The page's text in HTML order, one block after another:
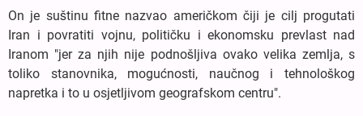
On je suštinu fitne nazvao američkom čiji je cilj progutati
Iran i povratiti vojnu, političku i ekonomsku prevlast nad
Iranom "jer za njih nije podnošljiva ovako velika zemlja, s
toliko stanovnika, mogućnosti, naučnog i tehnološkog
napretka i to u osjetljivom geografskom centru".